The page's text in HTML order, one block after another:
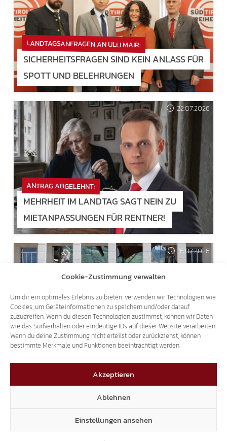
Cookie-Zustimmung verwalten
Um dir ein optimales Erlebnis zu bieten, verwenden wir Technologien wie
Cookies, um Geräteinformationen zu speichern und/oder darauf
zuzugreifen. Wenn du diesen Technologien zustimmst, können wir Daten
wie das Surfverhalten oder eindeutige IDs auf dieser Website verarbeiten.
Wenn du deine Zustimmung nicht erteilst oder zurückziehst, können
bestimmte Merkmale und Funktionen beeinträchtigt werden.
Akzeptieren
Ablehnen
Einstellungen ansehen
LANDTAGSANFRAGEN AN ULLI MAIR:
SICHERHEITSFRAGEN SIND KEIN ANLASS FÜR
SPOTT UND BELEHRUNGEN
22.07.2026
ANTRAG ABGELEHNT:
MEHRHEIT IM LANDTAG SAGT NEIN ZU
MIETANPASSUNGEN FÜR RENTNER!
16.07.2026
EINSTURZ JUSTIZPALAST BOZEN
FASCHISTENBAU ABREISSEN, V
ERANTWORTLICHE ZUR RECHENSCHAFT Z
IEHEN!